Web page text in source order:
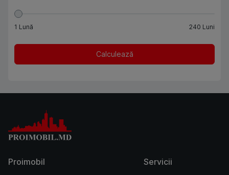
1 Lună 240 Luni
Calculează
Proimobil Servicii